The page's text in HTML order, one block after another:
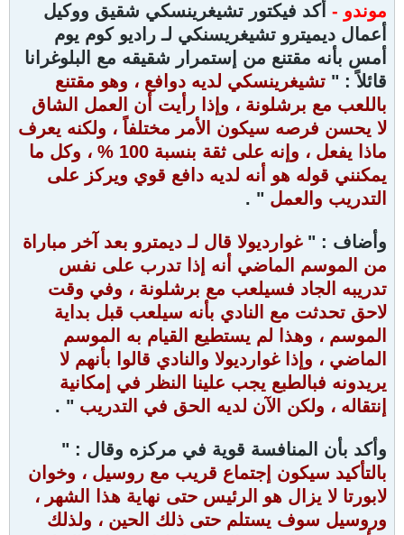
موندو - أكد فيكتور تشيغرينسكي شقيق ووكيل
أعمال ديميترو تشيغريسنكي لـ راديو كوم يوم
أمس بأنه مقتنع من إستمرار شقيقه مع البلوغرانا
قائلاً : " تشيغرينسكي لديه دوافع ، وهو مقتنع
باللعب مع برشلونة ، وإذا رأيت أن العمل الشاق
لا يحسن فرصه سيكون الأمر مختلفاً ، ولكنه يعرف
ماذا يفعل ، وإنه على ثقة بنسبة 100 % ، وكل ما
يمكنني قوله هو أنه لديه دافع قوي ويركز على
التدريب والعمل " .
وأضاف : "غوارديولا قال لـ ديمترو بعد آخر مباراة
من الموسم الماضي أنه إذا تدرب على نفس
تدريبه الجاد فسيلعب مع برشلونة ، وفي وقت
لاحق تحدثت مع النادي بأنه سيلعب قبل بداية
الموسم ، وهذا لم يستطيع القيام به الموسم
الماضي ، وإذا غوارديولا والنادي قالوا بأنهم لا
يريدونه فبالطبع يجب علينا النظر في إمكانية
إنتقاله ، ولكن الآن لديه الحق في التدريب " .
وأكد بأن المنافسة قوية في مركزه وقال : "
بالتأكيد سيكون إجتماع قريب مع روسيل ، وخوان
لابورتا لا يزال هو الرئيس حتى نهاية هذا الشهر ،
وروسيل سوف يستلم حتى ذلك الحين ، ولذلك